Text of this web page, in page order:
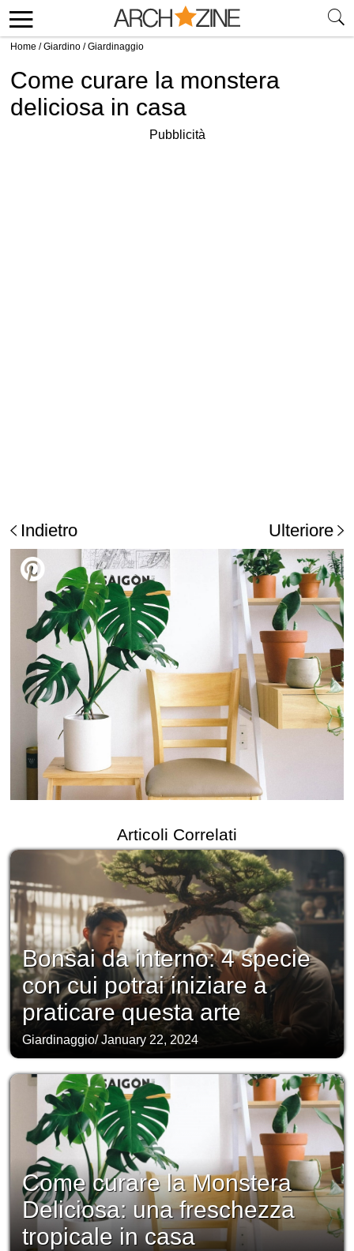
Home /Giardino /Giardinaggio
Come curare la monstera
deliciosa in casa
Pubblicità
Indietro Ulteriore
Articoli Correlati
Bonsai da interno: 4 specie
con cui potrai iniziare a
praticare questa arte
Giardinaggio/January 22, 2024
Come curare la Monstera
Deliciosa: una freschezza
tropicale in casa